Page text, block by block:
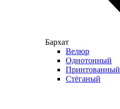
Бархат
Велюр
Однотонный
Принтованный
Стёганый